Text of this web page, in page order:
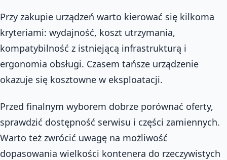
Przy zakupie urządzeń warto kierować się kilkoma
kryteriami: wydajność, koszt utrzymania,
kompatybilność z istniejącą infrastrukturą i
ergonomia obsługi. Czasem tańsze urządzenie
okazuje się kosztowne w eksploatacji.
Przed finalnym wyborem dobrze porównać oferty,
sprawdzić dostępność serwisu i części zamiennych.
Warto też zwrócić uwagę na możliwość
dopasowania wielkości kontenera do rzeczywistych